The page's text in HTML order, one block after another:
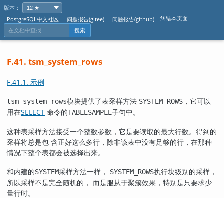
版本：
PostgreSQL中文社区
问题报告(gitee) 问题报告(github) 纠错本页面
搜索
F.41. tsm_system_rows
F.41.1. 示例
tsm_system_rows模块提供了表采样方法 SYSTEM_ROWS ，它可以
用在SELECT 命令的TABLESAMPLE子句中。
这种表采样方法接受一个整数参数，它是要读取的最大行数。得到的
采样将总是包 含正好这么多行，除非该表中没有足够的行，在那种
情况下整个表都会被选择出来。
和内建的SYSTEM采样方法一样， SYSTEM_ROWS执行块级别的采样，
所以采样不是完全随机的， 而是服从于聚簇效果，特别是只要求少
量行时。